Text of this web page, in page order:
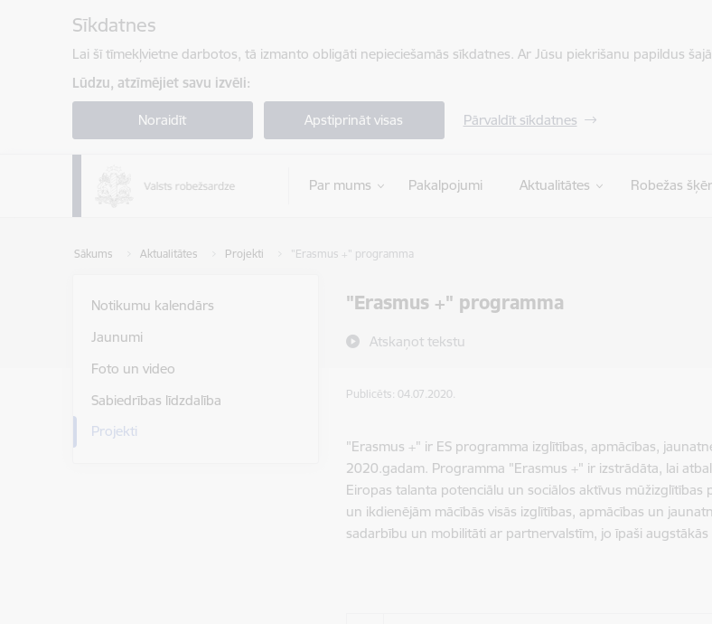
Sīkdatnes
Lai šī tīmekļvietne darbotos, tā izmanto obligāti nepieciešamās sīkdatnes. Ar Jūsu piekrišanu papildus
Lūdzu, atzīmējiet savu izvēli:
Noraidīt Apstiprināt visas Pārvaldīt sīkdatnes
Par mums Pakalpojumi Aktualitātes Robežas
Sākums Aktualitātes Projekti "Erasmus +" programma
"Erasmus +" programma
Atskaņot tekstu
Notikumu kalendārs
Jaunumi
Foto un video
Sabiedrības līdzdalība
Projekti
Publicēts: 04.07.2020.
"Erasmus +" ir ES programma izglītības, apmācības,
2020.gadam. Programma "Erasmus +" ir izstrādāta, lai
Eiropas talanta potenciālu un sociālos aktīvus
un ikdienējām mācībās visās izglītības, apmācības un
sadarbību un mobilitāti ar partnervalstīm, jo īpaši